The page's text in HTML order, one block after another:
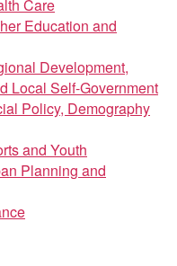
Care
Education and
Development,
Local Self-Government
Policy, Demography
and Youth
Planning and